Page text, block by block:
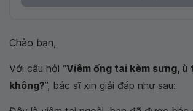
Chào bạn,
Với câu hỏi “Viêm ống tai kèm sưng, ù
không?”, bác sĩ xin giải đáp như sau: